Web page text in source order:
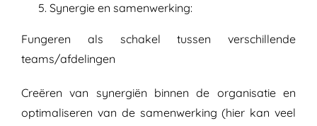
Synergie en samenwerking:
Fungeren als schakel tussen verschillende
teams/afdelingen
Creëren van synergiën binnen de organisatie en
optimaliseren van de samenwerking (hier kan veel